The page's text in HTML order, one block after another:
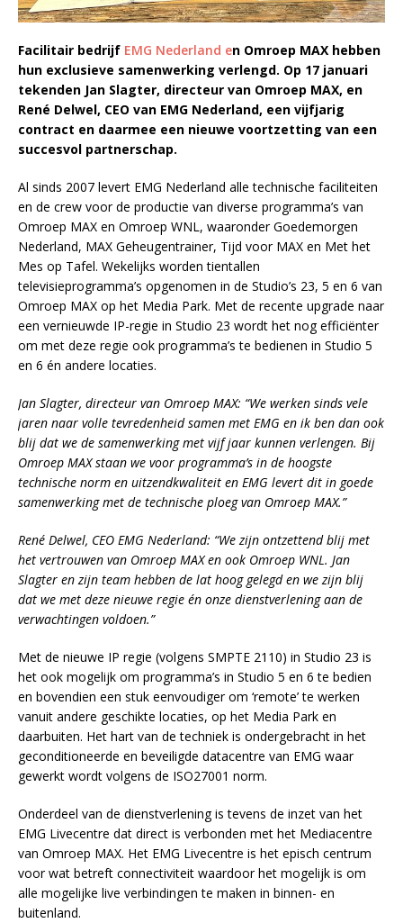
Facilitair bedrijf EMG Nederland en Omroep MAX hebben
hun exclusieve samenwerking verlengd. Op 17 januari
tekenden Jan Slagter, directeur van Omroep MAX, en
René Delwel, CEO van EMG Nederland, een vijfjarig
contract en daarmee een nieuwe voortzetting van een
succesvol partnerschap.
Al sinds 2007 levert EMG Nederland alle technische faciliteiten
en de crew voor de productie van diverse programma’s van
Omroep MAX en Omroep WNL, waaronder Goedemorgen
Nederland, MAX Geheugentrainer, Tijd voor MAX en Met het
Mes op Tafel. Wekelijks worden tientallen
televisieprogramma’s opgenomen in de Studio’s 23, 5 en 6 van
Omroep MAX op het Media Park. Met de recente upgrade naar
een vernieuwde IP-regie in Studio 23 wordt het nog efficiënter
om met deze regie ook programma’s te bedienen in Studio 5
en 6 én andere locaties.
Jan Slagter, directeur van Omroep MAX: “We werken sinds vele
jaren naar volle tevredenheid samen met EMG en ik ben dan ook
blij dat we de samenwerking met vijf jaar kunnen verlengen. Bij
Omroep MAX staan we voor programma’s in de hoogste
technische norm en uitzendkwaliteit en EMG levert dit in goede
samenwerking met de technische ploeg van Omroep MAX.”
René Delwel, CEO EMG Nederland: “We zijn ontzettend blij met
het vertrouwen van Omroep MAX en ook Omroep WNL. Jan
Slagter en zijn team hebben de lat hoog gelegd en we zijn blij
dat we met deze nieuwe regie én onze dienstverlening aan de
verwachtingen voldoen.”
Met de nieuwe IP regie (volgens SMPTE 2110) in Studio 23 is
het ook mogelijk om programma’s in Studio 5 en 6 te bedien
en bovendien een stuk eenvoudiger om ‘remote’ te werken
vanuit andere geschikte locaties, op het Media Park en
daarbuiten. Het hart van de techniek is ondergebracht in het
geconditioneerde en beveiligde datacentre van EMG waar
gewerkt wordt volgens de ISO27001 norm.
Onderdeel van de dienstverlening is tevens de inzet van het
EMG Livecentre dat direct is verbonden met het Mediacentre
van Omroep MAX. Het EMG Livecentre is het episch centrum
voor wat betreft connectiviteit waardoor het mogelijk is om
alle mogelijke live verbindingen te maken in binnen- en
buitenland.